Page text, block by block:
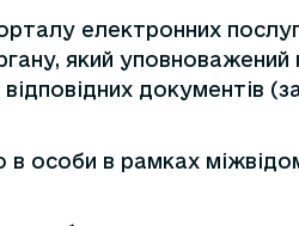
електронних
який уповноважений
документів
особи в рамках